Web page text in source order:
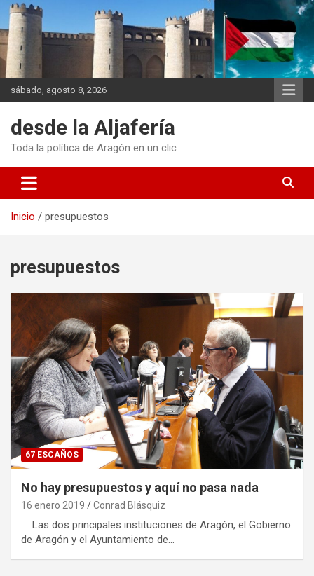
Saltar
contenido
sábado, agosto 8, 2026
desde la Aljafería
Toda la política de Aragón en un clic
Inicio presupuestos
presupuestos
67 ESCAÑOS
No hay presupuestos y aquí no pasa nada
16 enero 2019 Conrad Blásquiz
Las dos principales instituciones de Aragón, el Gobierno
de Aragón y el Ayuntamiento de…